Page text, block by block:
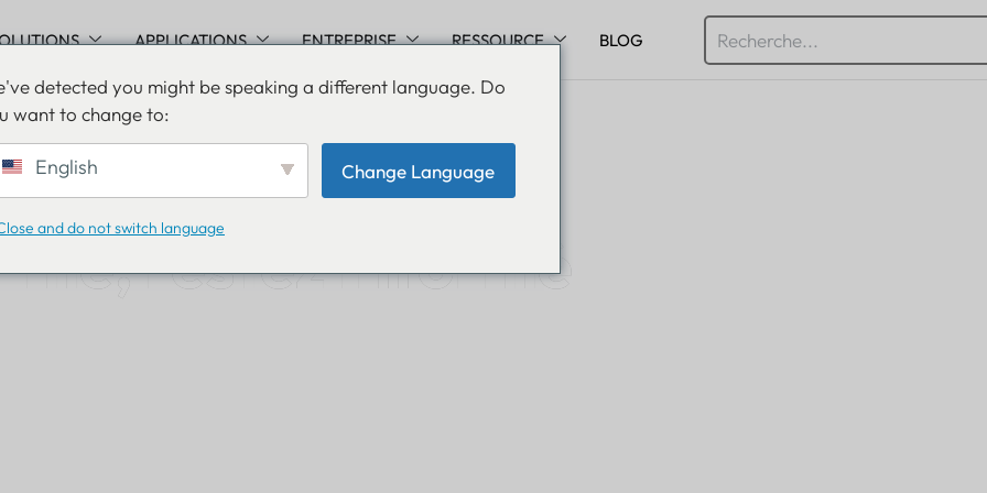
APPLICATIONS ENTREPRISE RESSOURCE BLOG
restez informé
detected you might be speaking a different language. Do
want to change to:
English Change Language
and do not switch language